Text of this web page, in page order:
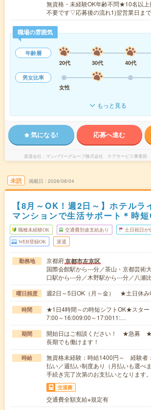
無資格・未経験OK年齢不問★10名以
不要です▽応募後の流れ1)翌営業日ま
職場の雰囲気
年齢層
20代
30代 40代
男女比率
女性
もっと見る
気になる! 応募へ進む
派遣会社 マンパワーグループ株式会社 ケアサービス事業部
未読 掲載日 2026/08/04
【8月～OK！週2日～】ホテルラ
マンションで生活サポート＊時
職種未経験OK 交通費別途支給あり 土日祝日が
WEB登録OK 派遣
勤務地 京都府京都市左京区
国際会館駅から---分／茶山・京都芸術
口駅から---分／木野駅から---分／八瀬
曜日頻度 週2日～5日OK（月～金） ★土日休み
時間
★1日4時間～の時短シフトOK★スター
7:00～16:009:00～17:0011:…
期間
開始日はご相談ください！ ★急募 ★
長期でも働けます！
時給
無資格未経験：時給1400円～ 経験者
払い／週払い制度あり（月払いも選べ
手続き完了次第のお支払いとなります。
交通費
交通費全額支給※規定有